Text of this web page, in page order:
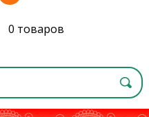
0 товаров